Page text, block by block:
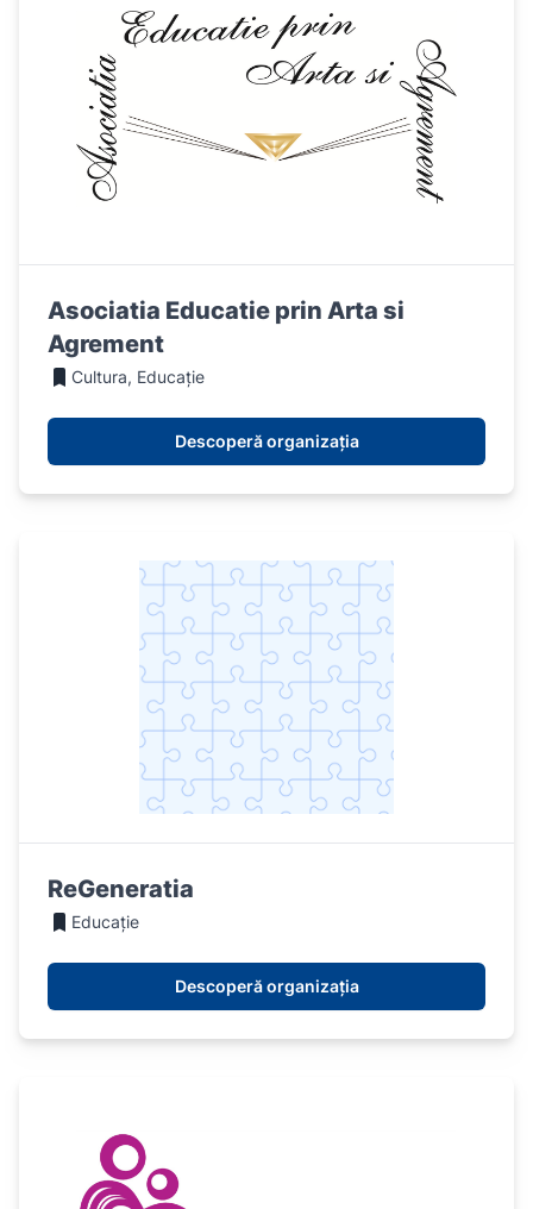
Asociatia Educatie prin Arta si
Agrement
Cultura, Educație
Descoperă organizația
ReGeneratia
Educație
Descoperă organizația